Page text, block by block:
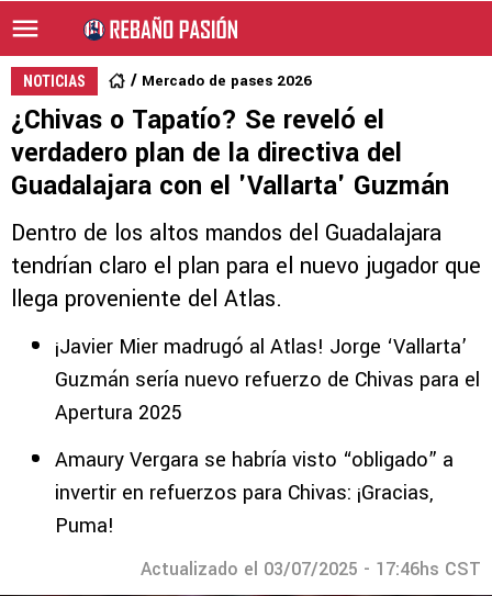
NOTICIAS Mercado de pases 2026
¿Chivas o Tapatío? Se reveló el
verdadero plan de la directiva del
Guadalajara con el 'Vallarta' Guzmán
Dentro de los altos mandos del Guadalajara
tendrían claro el plan para el nuevo jugador que
llega proveniente del Atlas.
¡Javier Mier madrugó al Atlas! Jorge ‘Vallarta’
Guzmán sería nuevo refuerzo de Chivas para el
Apertura 2025
Amaury Vergara se habría visto “obligado” a
invertir en refuerzos para Chivas: ¡Gracias,
Puma!
Actualizado el 03/07/2025 - 17:46hs CST